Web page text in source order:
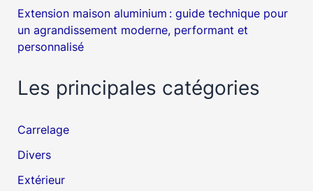
Extension maison aluminium : guide technique pour
un agrandissement moderne, performant et
personnalisé
Les principales catégories
Carrelage
Divers
Extérieur